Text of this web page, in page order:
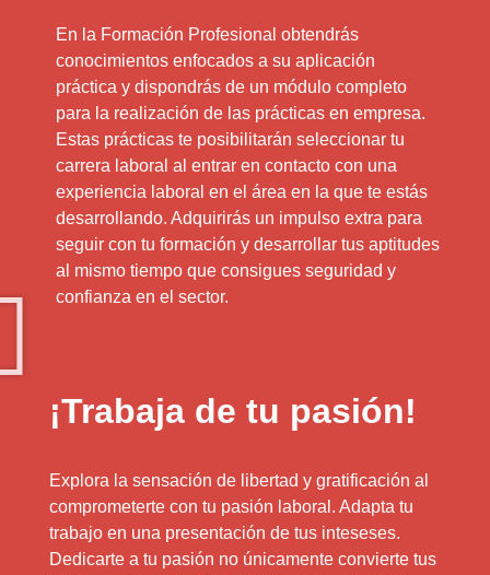
En la Formación Profesional obtendrás
conocimientos enfocados a su aplicación
práctica y dispondrás de un módulo completo
para la realización de las prácticas en empresa.
Estas prácticas te posibilitarán seleccionar tu
carrera laboral al entrar en contacto con una
experiencia laboral en el área en la que te estás
desarrollando. Adquirirás un impulso extra para
seguir con tu formación y desarrollar tus aptitudes
al mismo tiempo que consigues seguridad y
confianza en el sector.
¡Trabaja de tu pasión!
Explora la sensación de libertad y gratificación al
comprometerte con tu pasión laboral. Adapta tu
trabajo en una presentación de tus inteseses.
Dedicarte a tu pasión no únicamente convierte tus